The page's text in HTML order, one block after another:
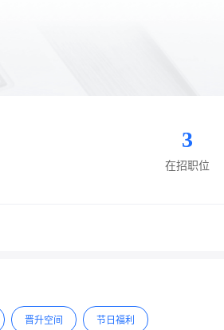
3
在招职位
晋升空间 节日福利